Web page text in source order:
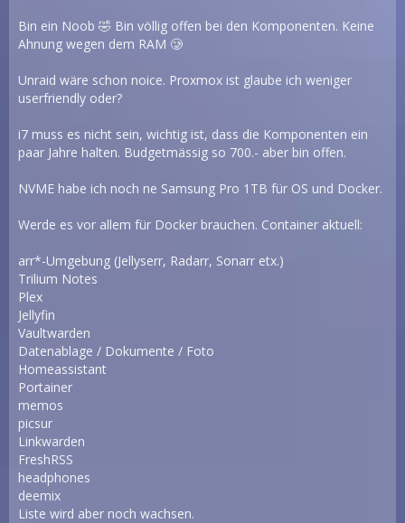
Bin ein Noob 🤣 Bin völlig offen bei den Komponenten. Keine
Ahnung wegen dem RAM 🥲
Unraid wäre schon noice. Proxmox ist glaube ich weniger
userfriendly oder?
i7 muss es nicht sein, wichtig ist, dass die Komponenten ein
paar Jahre halten. Budgetmässig so 700.- aber bin offen.
NVME habe ich noch ne Samsung Pro 1TB für OS und Docker.
Werde es vor allem für Docker brauchen. Container aktuell:
arr*-Umgebung (Jellyserr, Radarr, Sonarr etx.)
Trilium Notes
Plex
Jellyfin
Vaultwarden
Datenablage / Dokumente / Foto
Homeassistant
Portainer
memos
picsur
Linkwarden
FreshRSS
headphones
deemix
Liste wird aber noch wachsen.